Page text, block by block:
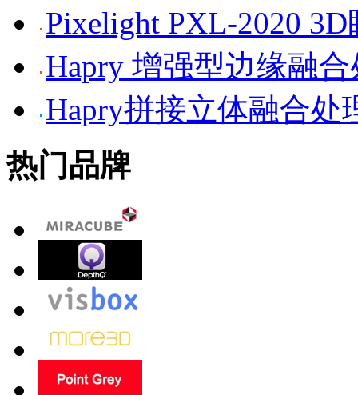
Pixelight PXL-2020 3D
Hapry 增强型边缘融
Hapry拼接立体融合处
热门品牌